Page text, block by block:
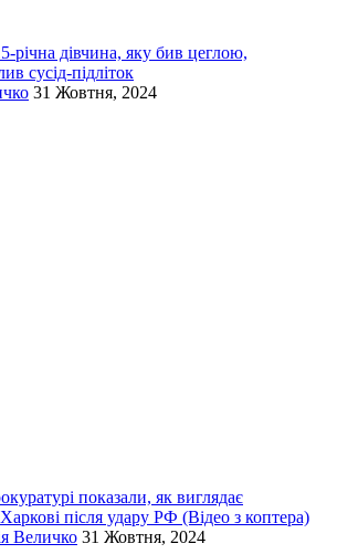
річна дівчина, яку бив цеглою,
сусід-підліток
31 Жовтня, 2024
показали, як виглядає
після удару РФ (Відео з коптера)
Величко 31 Жовтня, 2024